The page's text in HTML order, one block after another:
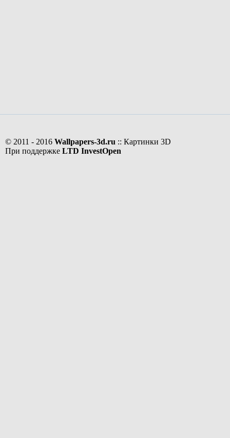
© 2011 - 2016 Wallpapers-3d.ru :: Картинки 3D
При поддержке LTD InvestOpen